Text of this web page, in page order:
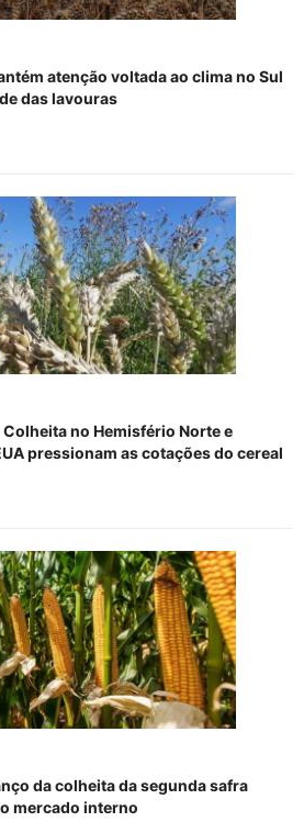
atenção voltada ao clima no Sul
das lavouras
no Hemisfério Norte e
pressionam as cotações do cereal
da colheita da segunda safra
mercado interno